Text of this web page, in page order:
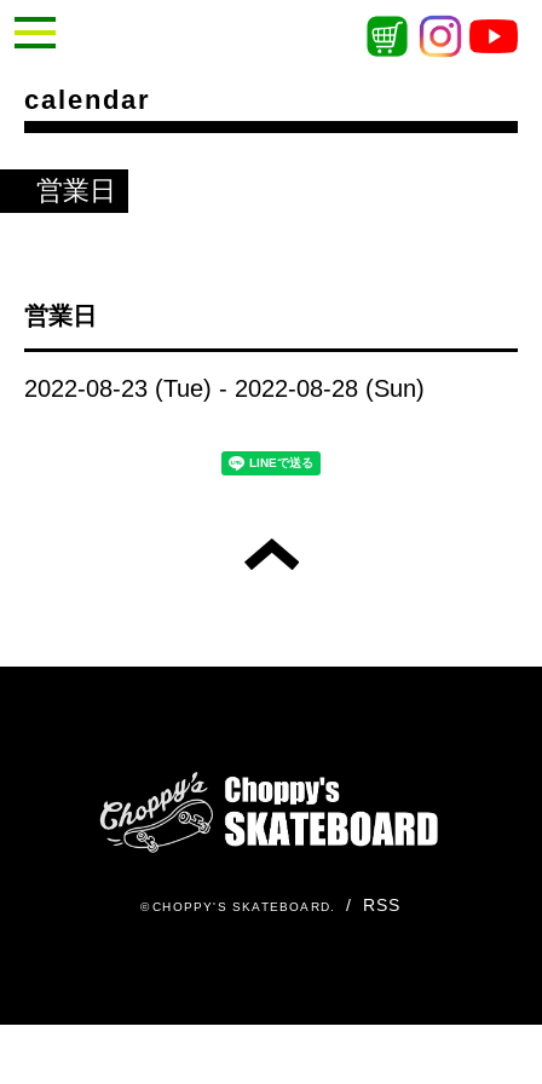
calendar
営業日
営業日
2022-08-23 (Tue) - 2022-08-28 (Sun)
©CHOPPY'S SKATEBOARD. / RSS